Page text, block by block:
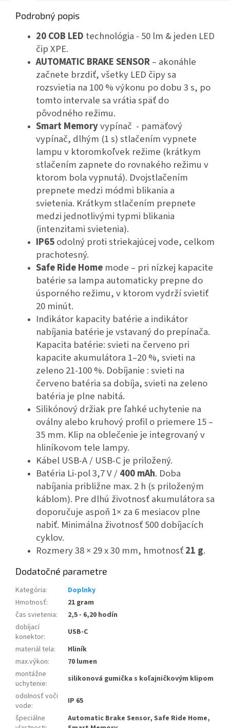
Podrobný popis
20 COB LED technológia - 50 lm & jeden LED
čip XPE.
AUTOMATIC BRAKE SENSOR– akonáhle
začnete brzdiť, všetky LED čipy sa
rozsvietia na 100 % výkonu po dobu 3 s, po
tomto intervale sa vrátia späť do
pôvodného režimu.
Smart Memoryvypínač - pamäťový
vypínač, dlhým (1 s) stlačením vypnete
lampu v ktoromkoľvek režime (krátkym
stlačením zapnete do rovnakého režimu v
ktorom bola vypnutá). Dvojstlačením
prepnete medzi módmi blikania a
svietenia. Krátkym stlačením prepnete
medzi jednotlivými typmi blikania
(intenzitami svietenia).
IP65odolný proti striekajúcej vode, celkom
prachotesný.
Safe Ride Home mode – pri nízkej kapacite
batérie sa lampa automaticky prepne do
úsporného režimu, v ktorom vydrží svietiť
20 minút.
Indikátor kapacity batérie a indikátor
nabíjania batérie je vstavaný do prepínača.
Kapacita batérie: svieti na červeno pri
kapacite akumulátora 1–20 %, svieti na
zeleno 21-100 %. Dobíjanie : svieti na
červeno batéria sa dobíja, svieti na zeleno
batéria je plne nabitá.
Silikónový držiak pre ľahké uchytenie na
oválny alebo kruhový profil o priemere 15 –
35 mm. Klip na oblečenie je integrovaný v
hliníkovom tele lampy.
Kábel USB-A / USB-C je priložený.
Batéria Li-pol 3,7 V / 400 mAh. Doba
nabíjania približne max. 2 h (s priloženým
káblom). Pre dlhú životnosť akumulátora sa
doporučuje aspoň 1× za 6 mesiacov plne
nabiť. Minimálna životnosť 500 dobíjacích
cyklov.
Rozmery 38 × 29 x 30 mm, hmotnosť21 g.
Dodatočné parametre
Kategória:
Doplnky
Hmotnosť:
21 gram
čas svietenia:
2,5 - 6,20 hodín
dobíjací
konektor:
USB-C
materiál tela:
Hliník
max.výkon:
70 lumen
montážne
uchytenie:
silikonová gumička s koľajničkovým klipom
odolnosť voči
vode:
IP 65
špeciálne
Automatic Brake Sensor, Safe Ride Home,